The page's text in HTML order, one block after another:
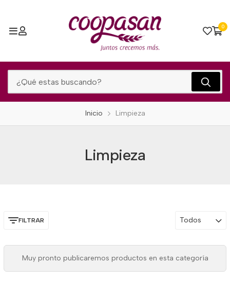
0
Inicio Limpieza
Limpieza
FILTRAR Todos
Muy pronto publicaremos productos en esta categoría